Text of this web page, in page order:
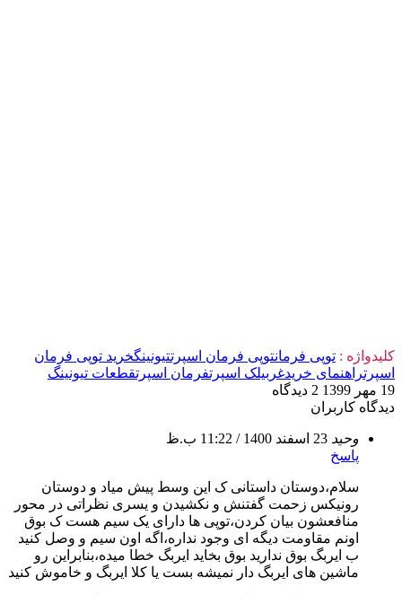
کلیدواژه : توپی فرمانتوپی فرمان اسپرتتیونینگخرید توپی فرمان
اسپرتراهنمای خریدغربیلک اسپرتفرمان اسپرتقطعات تیونینگ
19 مهر 1399
2 دیدگاه
دیدگاه کاربران
وحید 23 اسفند 1400 / 11:22 ب.ظ
پاسخ
سلام،دوستان داستانی ک این وسط پیش میاد و دوستان
رونیکس زحمت گفتنش و نکشیدن و یسری نظراتی در محور
منافعشون بیان کردن،توپی ها دارای یک سیم هست ک بوق
اونم مقاومت دیگه ای وجود نداره،اگه اون سیم و وصل کنید
ب ایربگ بوق ندارید بوق بخاید ایربگ خطا میده،بنابراین رو
ماشین های ایربگ دار نمیشه بست یا کلا ایربگ و خاموش کنید